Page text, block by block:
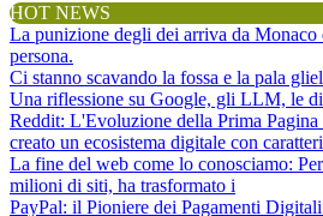
HOT NEWS
La punizione degli dei arriva da Monaco
persona.
Ci stanno scavando la fossa e la pala
Una riflessione su Google, gli LLM, le
Reddit: L'Evoluzione della Prima
creato un ecosistema digitale con
La fine del web come lo conosciamo:
milioni di siti, ha trasformato i
PayPal: il Pioniere dei Pagamenti Digitali